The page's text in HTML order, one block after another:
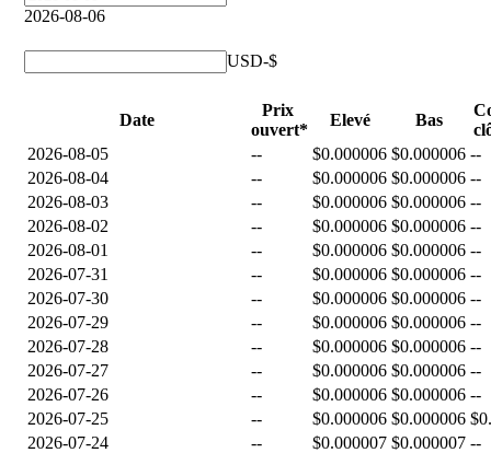
2026-08-06
USD-$
Date
Prix ​​
ouvert*
Elevé Bas
2026-08-05
-- $0.000006 $0.000006 --
2026-08-04
-- $0.000006 $0.000006 --
2026-08-03
-- $0.000006 $0.000006 --
2026-08-02
-- $0.000006 $0.000006 --
2026-08-01
-- $0.000006 $0.000006 --
2026-07-31
-- $0.000006 $0.000006 --
2026-07-30
-- $0.000006 $0.000006 --
2026-07-29
-- $0.000006 $0.000006 --
2026-07-28
-- $0.000006 $0.000006 --
2026-07-27
-- $0.000006 $0.000006 --
2026-07-26
-- $0.000006 $0.000006 --
2026-07-25
-- $0.000006 $0.000006
2026-07-24
-- $0.000007 $0.000007 --